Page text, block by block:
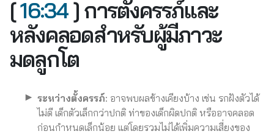
[16:34] การตั้งครรภ์และ
หลังคลอดสำหรับผู้มีภาวะ
มดลูกโต
ระหว่างตั้งครรภ์: อาจพบผลข้างเคียงบ้าง เช่น รกฝังตัวได้
ไม่ดี เด็กตัวเล็กกว่าปกติ ท่าของเด็กผิดปกติ หรืออาจคลอด
ก่อนกำหนดเล็กน้อย แต่โดยรวมไม่ได้เพิ่มความเสี่ยงของ